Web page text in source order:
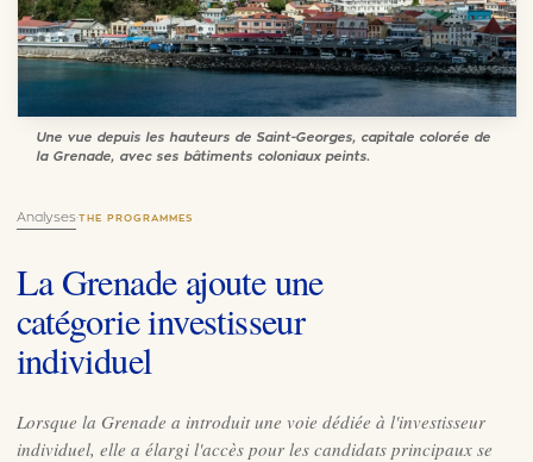
Analyses·THE PROGRAMMES
La Grenade ajoute une
catégorie investisseur
individuel
Lorsque la Grenade a introduit une voie dédiée à l'investisseur
individuel, elle a élargi l'accès pour les candidats principaux se
Une vue depuis les hauteurs de Saint-Georges, capitale colorée de
la Grenade, avec ses bâtiments coloniaux peints.